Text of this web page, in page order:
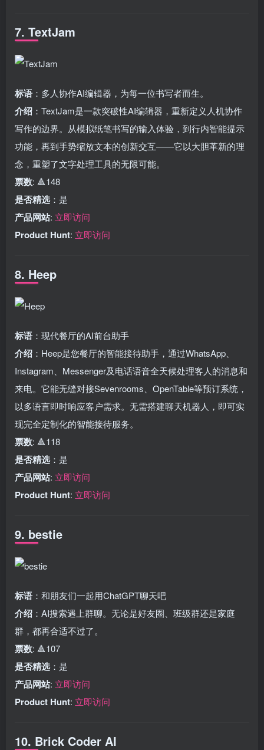
7. TextJam
标语 ：多人协作AI编辑器，为每一位书写者而生。
介绍 ：TextJam是一款突破性AI编辑器，重新定义人机协作
写作的边界。从模拟纸笔书写的输入体验，到行内智能提示
功能，再到手势缩放文本的创新交互——它以大胆革新的理
念，重塑了文字处理工具的无限可能。
票数: 🔺148
是否精选 ：是
产品网站: 立即访问
Product Hunt: 立即访问
8. Heep
标语 ：现代餐厅的AI前台助手
介绍 ：Heep是您餐厅的智能接待助手，通过WhatsApp、
Instagram、Messenger及电话语音全天候处理客人的消息和
来电。它能无缝对接Sevenrooms、OpenTable等预订系统，
以多语言即时响应客户需求。无需搭建聊天机器人，即可实
现完全定制化的智能接待服务。
票数: 🔺118
是否精选 ：是
产品网站: 立即访问
Product Hunt: 立即访问
9. bestie
标语 ：和朋友们一起用ChatGPT聊天吧
介绍 ：AI搜索遇上群聊。无论是好友圈、班级群还是家庭
群，都再合适不过了。
票数: 🔺107
是否精选 ：是
产品网站: 立即访问
Product Hunt: 立即访问
10. Brick Coder AI